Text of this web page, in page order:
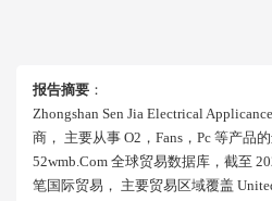
报告摘要 ：
Zhongshan Sen Jia Electrical
商， 主要从事 O2，fans，pc 等产品
52wmb.com 全球贸易数据库，截至
笔国际贸易， 主要贸易区域覆盖